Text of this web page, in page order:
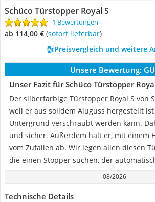
Schüco Türstopper Royal S
1 Bewertungen
ab 114,00 € ( Sofort lieferbar)
Preisvergleich und weitere
Unsere Bewertung:
Unser Fazit für Schüco Türstopper
Der silberfarbige Türstopper Royal S von
weil er aus solidem Aluguss hergestellt
Untergrund verschraubt werden kann.
und sicher. Außerdem hält er, mit einem
vom Zufallen ab. Wir legen allen diesen
die einen Stopper suchen, der
08/2026
Technische Details